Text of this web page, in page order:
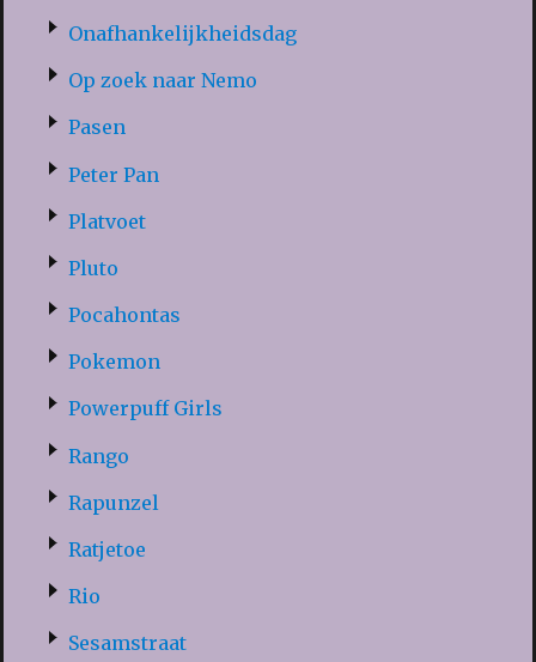
Onafhankelijkheidsdag
Op zoek naar Nemo
Pasen
Peter Pan
Platvoet
Pluto
Pocahontas
Pokemon
Powerpuff Girls
Rango
Rapunzel
Ratjetoe
Rio
Sesamstraat